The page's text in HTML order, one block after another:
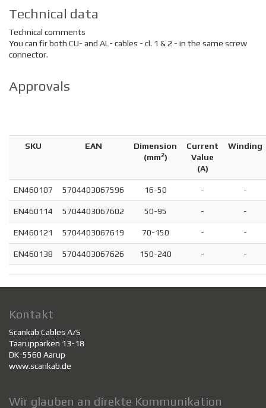
Technical data
Technical comments
You can fir both CU- and AL- cables - cl. 1 & 2 - in the same screw
connector.
Approvals
SKU EAN
Dimension
(mm2)
Current
Value
(A)
Winding
EN460107 5704403067596 16-50 - -
EN460114 5704403067602 50-95 - -
EN460121 5704403067619 70-150 - -
EN460138 5704403067626 150-240 - -
Kontakt
Scankab Cables A/S
Taarupparken 13-18
DK-5560 Aarup
www.scankab.de
Wir glauben an direkte Kommunikation